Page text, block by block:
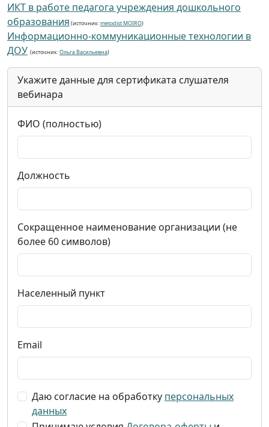
ИКТ в работе педагога учреждения дошкольного
образования (источник:metodist MOIRO)
Информационно-коммуникационные технологии в
ДОУ (источник:Ольга Васильевна)
Укажите данные для сертификата слушателя
вебинара
ФИО (полностью)
Должность
Сокращенное наименование организации (не
более 60 символов)
Населенный пункт
Email
Даю согласие на обработку персональных
данных